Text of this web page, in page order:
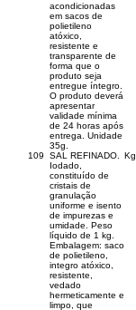
acondicionadas
em sacos de
polietileno
atóxico,
resistente e
transparente de
forma que o
produto seja
entregue íntegro.
O produto deverá
apresentar
validade mínima
de 24 horas após
entrega. Unidade
35g.
109
SAL REFINADO.
Iodado,
constituído de
cristais de
granulação
uniforme e isento
de impurezas e
umidade. Peso
líquido de 1 kg.
Embalagem: saco
de polietileno,
integro atóxico,
resistente,
vedado
hermeticamente e
limpo, que
Kg